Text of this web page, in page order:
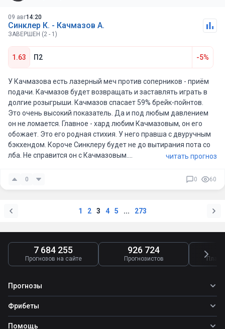
09 авг14:20
Синклер К. - Качмазов А.
ЗАВЕРШЕН (2 - 1)
1.63 П2 -5%
У Качмазова есть лазерный меч против соперников - приём
подачи. Качмазов будет возвращать и заставлять играть в
долгие розыгрыши. Качмазов спасает 59% брейк-пойнтов.
Это очень высокий показатель. Да и под любым давлением
он не ломается. Главное - хард любим Качмазовым, он его
обожает. Это его родная стихия. У него правша с двуручным
бэкхендом. Короче Синклеру будет не до вытирания пота со
лба. Не справится он с Качмазовым....
читать прогноз
0 0 60
1 2 3 4 5 ... 273
7 684 255
Прогнозов на сайте
926 724
Прогнозистов
Прогнозы
Все прогнозы
Топ ставок
Фрибеты
Фрибеты
Помощь